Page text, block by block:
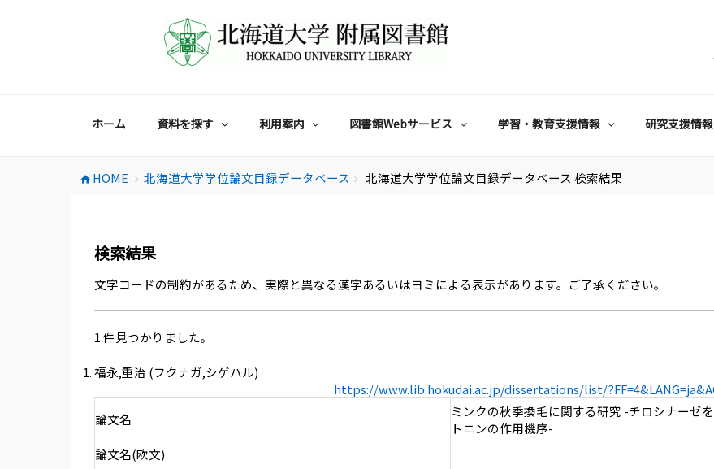
ホーム 資料を探す 利用案内 図書館Webサービス 学習・教育支援情報 研究支援情報
home HOME chevron_right 北海道大学学位論文目録データベース chevron_right 北海道大学学位論文目録データベース 検索結果
検索結果
文字コードの制約があるため、実際と異なる漢字あるいはヨミによる表示があります。ご了承ください。
1 件見つかりました。
福永,重治 (フクナガ,シゲハル)
https://www.lib.hokudai.ac.jp/dissertations/list/
論文名
ミンクの秋季換毛に関する研究 -チロシナーゼ
トニンの作用機序-
論文名(欧文)